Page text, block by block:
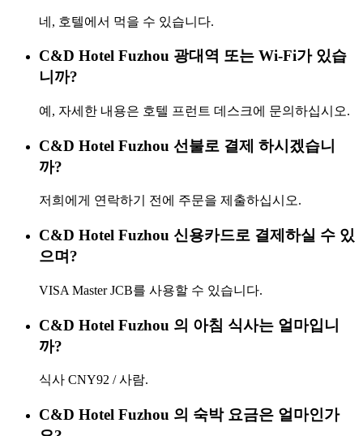
네, 호텔에서 먹을 수 있습니다.
C&D Hotel Fuzhou 광대역 또는 Wi-Fi가 있습
니까?
예, 자세한 내용은 호텔 프런트 데스크에 문의하십시오.
C&D Hotel Fuzhou 선불로 결제 하시겠습니
까?
저희에게 연락하기 전에 주문을 제출하십시오.
C&D Hotel Fuzhou 신용카드로 결제하실 수 있
으며?
VISA Master JCB를 사용할 수 있습니다.
C&D Hotel Fuzhou 의 아침 식사는 얼마입니
까?
식사 CNY92 / 사람.
C&D Hotel Fuzhou 의 숙박 요금은 얼마인가